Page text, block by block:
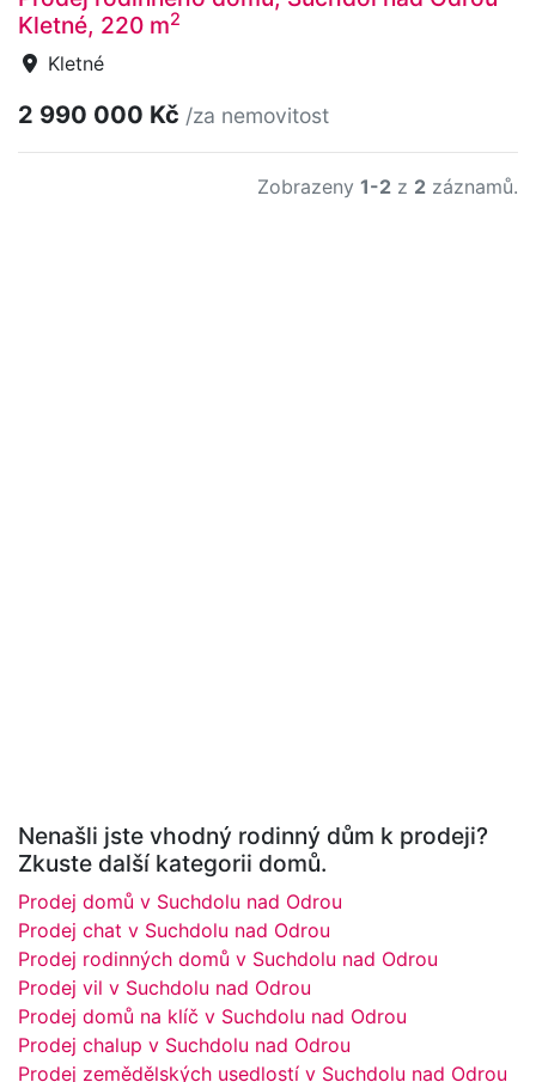
Kletné, 220 m2
Kletné
2 990 000 Kč /za nemovitost
Zobrazeny 1-2 z 2 záznamů.
Nenašli jste vhodný rodinný dům k prodeji?
Zkuste další kategorii domů.
Prodej domů v Suchdolu nad Odrou
Prodej chat v Suchdolu nad Odrou
Prodej rodinných domů v Suchdolu nad Odrou
Prodej vil v Suchdolu nad Odrou
Prodej domů na klíč v Suchdolu nad Odrou
Prodej chalup v Suchdolu nad Odrou
Prodej zemědělských usedlostí v Suchdolu nad Odrou